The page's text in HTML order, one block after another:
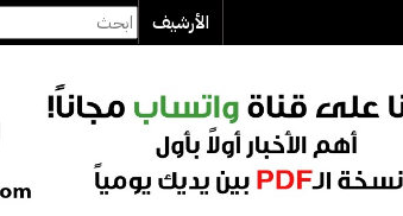
الأرشيف